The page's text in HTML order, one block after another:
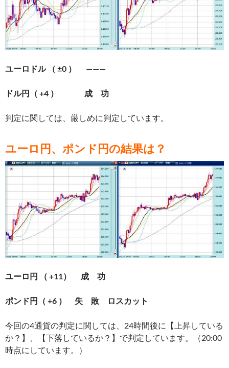
ユーロドル （ ±0 ） ———
ドル円（ +4 ） 成 功
判定に関しては、厳しめに判定しています。
ユーロ円、ポンド円の結果は？
ユーロ円 （ +11 ） 成 功
ポンド円（ +6 ） 失 敗 ロスカット
今回の4通貨の判定に関しては、24時間後に【上昇している
か？】、【下落しているか？】で判定しています。（20:00
時点にしています。）